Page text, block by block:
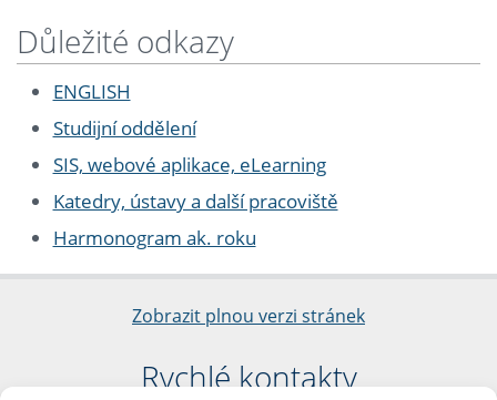
Důležité odkazy
ENGLISH
Studijní oddělení
SIS, webové aplikace, eLearning
Katedry, ústavy a další pracoviště
Harmonogram ak. roku
Zobrazit plnou verzi stránek
Rychlé kontakty